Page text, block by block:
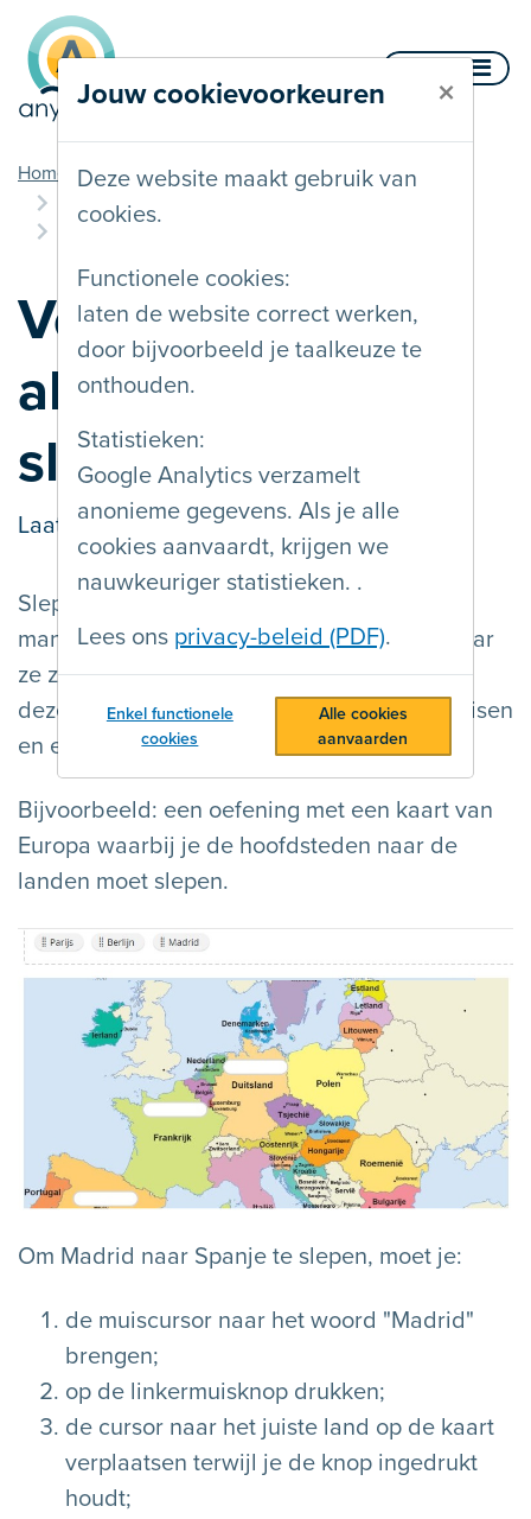
Jouw cookievoorkeuren ×
Deze website maakt gebruik van
cookies.
Functionele cookies:
laten de website correct werken,
door bijvoorbeeld je taalkeuze te
onthouden.
Statistieken:
Google Analytics verzamelt
anonieme gegevens. Als je alle
cookies aanvaardt, krijgen we
nauwkeuriger statistieken. .
Lees ons privacy-beleid (PDF).
Enkel functionele
cookies
Alle cookies
aanvaarden
Naar inhoud
Home
Documentatie
Meerdere interactiemethodes
Voorzie een alternatief voor slepen
Voorzie een
alternatief voor
slepen
Laatst gewijzigd op13/09/2024
Slepen, vegen, drag&drop lijken intuïtieve
manieren om een interface te bedienen. Maar
ze zijn niet voor iedereen bruikbaar omdat
deze bewegingen een goede motoriek vereisen
en een visueel overzicht van het scherm.
Bijvoorbeeld: een oefening met een kaart van
Europa waarbij je de hoofdsteden naar de
landen moet slepen.
Om Madrid naar Spanje te slepen, moet je:
de muiscursor naar het woord "Madrid"
brengen;
op de linkermuisknop drukken;
de cursor naar het juiste land op de kaart
verplaatsen terwijl je de knop ingedrukt
houdt;